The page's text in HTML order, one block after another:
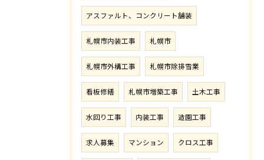
アスファルト、コンクリート舗装
札幌市内装工事 札幌市
札幌市外構工事 札幌市除排雪業
看板修繕 札幌市増築工事 土木工事
水回り工事 内装工事 造園工事
求人募集 マンション クロス工事